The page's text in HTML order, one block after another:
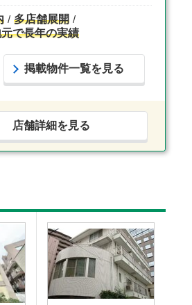
多店舗展開
で長年の実績
掲載物件一覧を見る
店舗詳細を見る